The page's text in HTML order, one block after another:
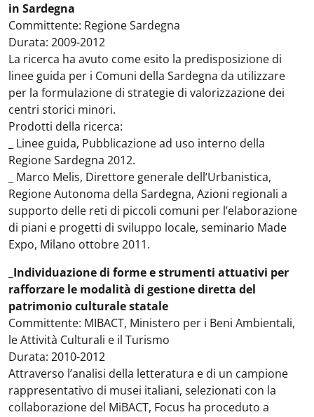
in Sardegna
Committente: Regione Sardegna
Durata: 2009-2012
La ricerca ha avuto come esito la predisposizione di
linee guida per i Comuni della Sardegna da utilizzare
per la formulazione di strategie di valorizzazione dei
centri storici minori.
Prodotti della ricerca:
_ Linee guida, Pubblicazione ad uso interno della
Regione Sardegna 2012.
_ Marco Melis, Direttore generale dell’Urbanistica,
Regione Autonoma della Sardegna, Azioni regionali a
supporto delle reti di piccoli comuni per l’elaborazione
di piani e progetti di sviluppo locale, seminario Made
Expo, Milano ottobre 2011.
_Individuazione di forme e strumenti attuativi per
rafforzare le modalità di gestione diretta del
patrimonio culturale statale
Committente: MIBACT, Ministero per i Beni Ambientali,
le Attività Culturali e il Turismo
Durata: 2010-2012
Attraverso l’analisi della letteratura e di un campione
rappresentativo di musei italiani, selezionati con la
collaborazione del MiBACT, Focus ha proceduto a